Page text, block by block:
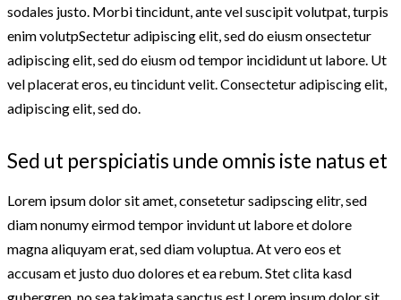
sodales justo. Morbi tincidunt, ante vel suscipit volutpat, turpis
enim volutpSectetur adipiscing elit, sed do eiusm onsectetur
adipiscing elit, sed do eiusm od tempor incididunt ut labore. Ut
vel placerat eros, eu tincidunt velit. Consectetur adipiscing elit,
adipiscing elit, sed do.
Sed ut perspiciatis unde omnis iste natus et
Lorem ipsum dolor sit amet, consetetur sadipscing elitr, sed
diam nonumy eirmod tempor invidunt ut labore et dolore
magna aliquyam erat, sed diam voluptua. At vero eos et
accusam et justo duo dolores et ea rebum. Stet clita kasd